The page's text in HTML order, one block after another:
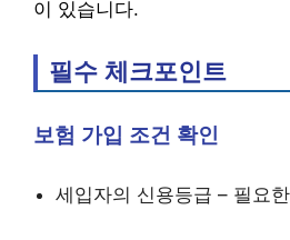
이 있습니다.
필수 체크포인트
보험 가입 조건 확인
세입자의 신용등급 – 필요